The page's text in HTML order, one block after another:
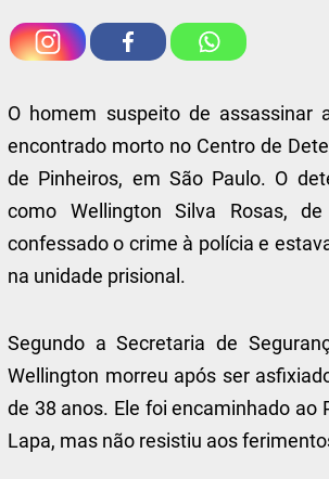
O homem suspeito de assassinar
encontrado morto no Centro de
de Pinheiros, em São Paulo. O
como Wellington Silva Rosas,
confessado o crime à polícia e
na unidade prisional.
Segundo a Secretaria de
Wellington morreu após ser
de 38 anos. Ele foi encaminhado ao
Lapa, mas não resistiu aos